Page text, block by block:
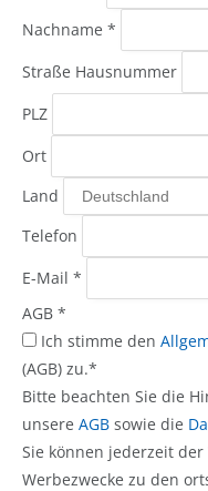
Nachname *
Straße Hausnummer
PLZ
Ort
Land
Telefon
E-Mail *
AGB *
Ich stimme den
(AGB) zu.*
Bitte beachten Sie die
unsere AGB sowie die
Sie können jederzeit
Werbezwecke zu den